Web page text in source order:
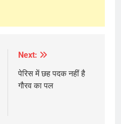
Next:
पेरिस में छह पदक नहीं है
गौरव का पल